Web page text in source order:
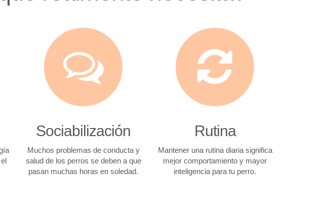
Sociabilización
Muchos problemas de conducta y
salud de los perros se deben a que
pasan muchas horas en soledad.
Rutina
Mantener una rutina diaria significa
mejor comportamiento y mayor
inteligencia para tu perro.